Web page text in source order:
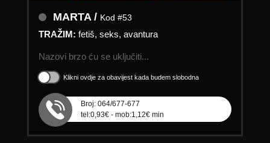
MARTA / Kod #53
TRAŽIM: fetiš, seks, avantura
Nazovi brzo ću se uključiti...
Klikni ovdje za obavijest kada budem slobodna
Broj: 064/677-677
tel:0,93€ - mob:1,12€ min